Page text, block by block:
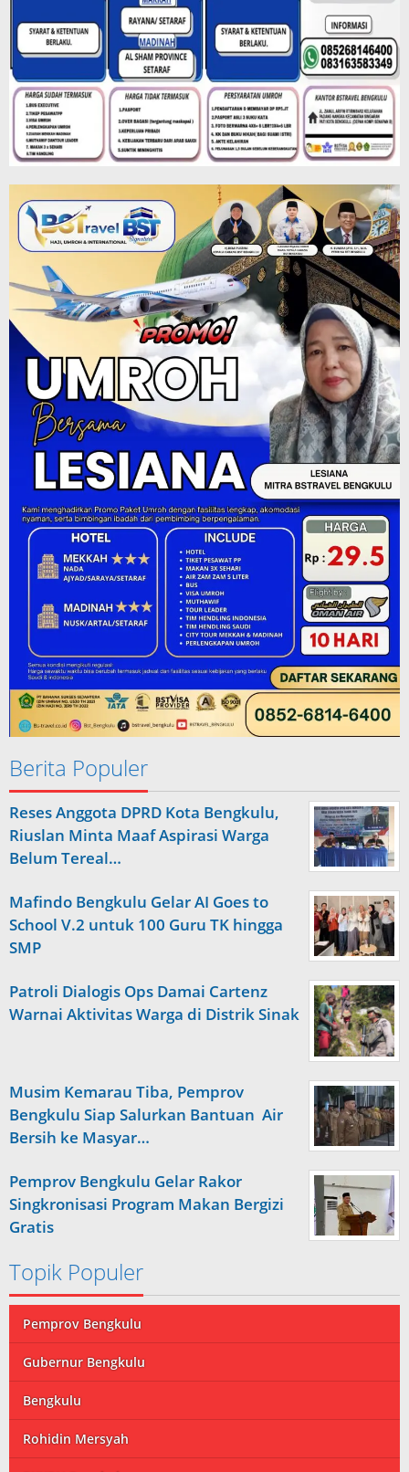
Berita Populer
Reses Anggota DPRD Kota Bengkulu,
Riuslan Minta Maaf Aspirasi Warga
Belum Tereal…
Mafindo Bengkulu Gelar AI Goes to
School V.2 untuk 100 Guru TK hingga
SMP
Patroli Dialogis Ops Damai Cartenz
Warnai Aktivitas Warga di Distrik Sinak
Musim Kemarau Tiba, Pemprov
Bengkulu Siap Salurkan Bantuan Air
Bersih ke Masyar…
Pemprov Bengkulu Gelar Rakor
Singkronisasi Program Makan Bergizi
Gratis
Topik Populer
Pemprov Bengkulu
Gubernur Bengkulu
Bengkulu
Rohidin Mersyah